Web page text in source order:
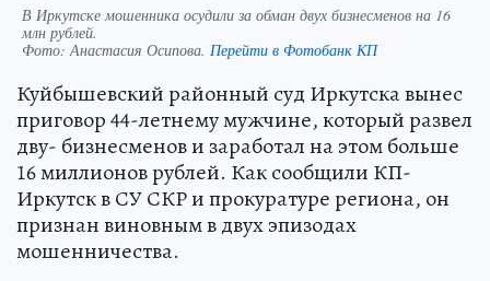
В Иркутске мошенника осудили за обман двух бизнесменов на 16
млн рублей.
Фото:Анастасия Осипова. Перейти в Фотобанк КП
Куйбышевский районный суд Иркутска вынес
приговор 44-летнему мужчине, который развел
дву- бизнесменов и заработал на этом больше
16 миллионов рублей. Как сообщили КП-
Иркутск в СУ СКР и прокуратуре региона, он
признан виновным в двух эпизодах
мошенничества.